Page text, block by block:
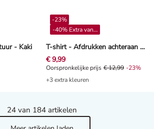
- Kaki T-shirt - Afdrukken achteraan - Mintgroen
-23%
-40% Extra vanaf 4**
€ 9,99
Oorspronkelijke prijs € 12,99,
Oorspronkelijke prijs € 12,99 -23%
+3 extra kleuren
24 van 184 artikelen